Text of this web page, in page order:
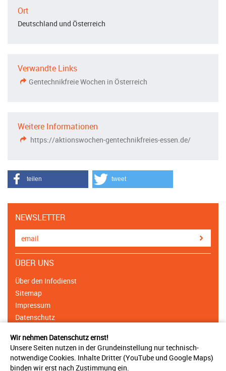
Wir nehmen Datenschutz ernst!
Unsere Seiten nutzen in der Grundeinstellung nur technisch-
notwendige Cookies. Inhalte Dritter (YouTube und Google Maps)
binden wir erst nach Zustimmung ein.
Ort
Deutschland und Österreich
Verwandte Links
Gentechnikfreie Wochen in Österreich
Weitere Informationen
https://aktionswochen-gentechnikfreies-essen.de/
teilen tweet
NEWSLETTER
ÜBER UNS
Über den Infodienst
Sitemap
Impressum
Datenschutz
NETZWERK